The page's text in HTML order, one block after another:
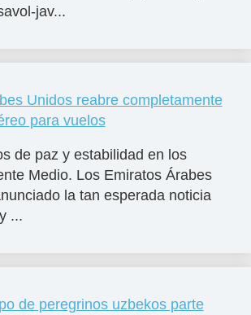
jav...
Unidos reabre completamente
para vuelos
de paz y estabilidad en los
Medio. Los Emiratos Árabes
la tan esperada noticia
...
de peregrinos uzbekos parte